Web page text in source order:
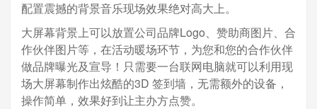
配置震撼的背景音乐现场效果绝对高大上。
大屏幕背景上可以放置公司品牌Logo、赞助商图片、合
作伙伴图片等，在活动暖场环节，为您和您的合作伙伴
做品牌曝光及宣导！只需要一台联网电脑就可以利用现
场大屏幕制作出炫酷的3D 签到墙，无需额外的设备，
操作简单，效果好到让主办方点赞。